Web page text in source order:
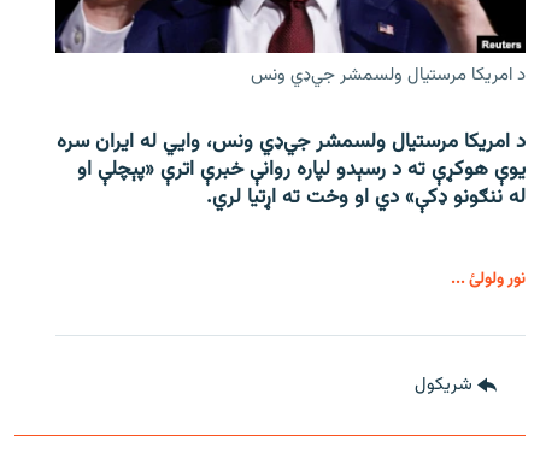
د امریکا مرستیال ولسمشر جي‌ډي ونس
د امریکا مرستیال ولسمشر جي‌ډي ونس، وايي له ایران سره
یوې هوکړې ته د رسېدو لپاره روانې خبرې اترې «پېچلې او
له ننګونو ډکې» دي او وخت ته اړتیا لري.
نور ولولئ ...
شريکول